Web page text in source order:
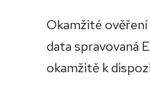
Okamžité ověření
data spravovaná
okamžitě k